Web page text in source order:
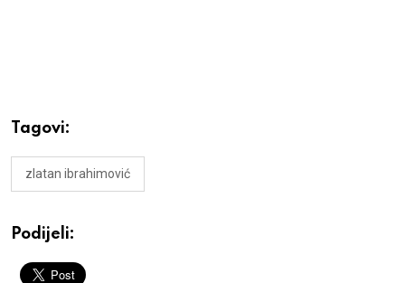
Tagovi:
zlatan ibrahimović
Podijeli: